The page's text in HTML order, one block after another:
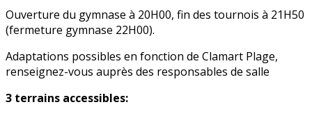
Ouverture du gymnase à 20H00, fin des tournois à 21H50
(fermeture gymnase 22H00).
Adaptations possibles en fonction de Clamart Plage,
renseignez-vous auprès des responsables de salle
3 terrains accessibles: